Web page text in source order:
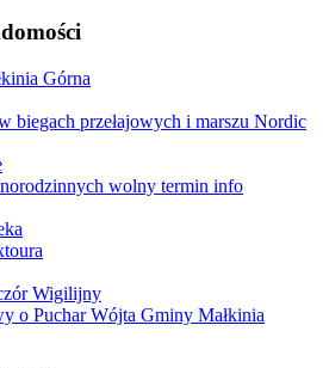
Górna
biegach przełajowych i marszu Nordic
wolny termin info
Wigilijny
o Puchar Wójta Gminy Małkinia